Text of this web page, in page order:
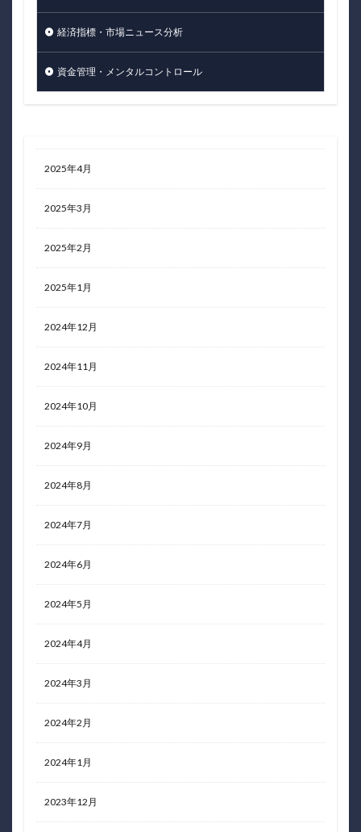
経済指標・市場ニュース分析
資金管理・メンタルコントロール
2025年4月
2025年3月
2025年2月
2025年1月
2024年12月
2024年11月
2024年10月
2024年9月
2024年8月
2024年7月
2024年6月
2024年5月
2024年4月
2024年3月
2024年2月
2024年1月
2023年12月